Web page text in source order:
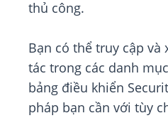
thủ công.
Bạn có thể truy cập và
tác trong các danh
bảng điều khiển
pháp bạn cần với tùy